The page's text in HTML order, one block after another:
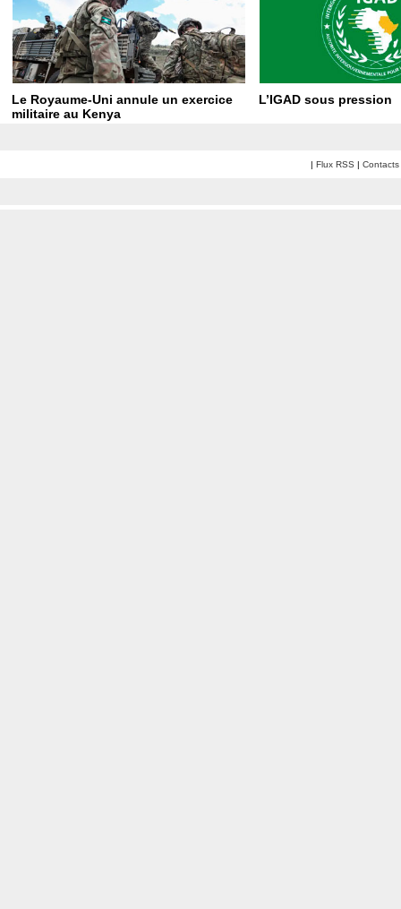
Le Royaume-Uni annule un exercice
militaire au Kenya
L’IGAD sous pression
| Flux RSS | Contacts